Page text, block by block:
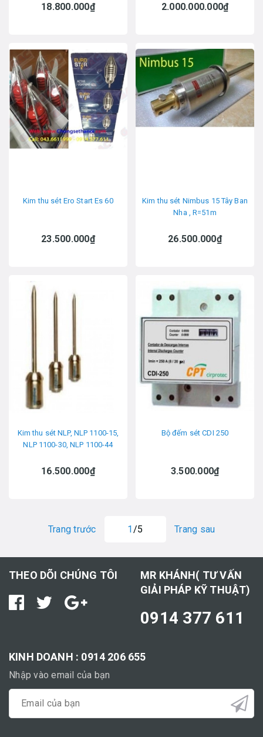
18.800.000₫ 2.000.000.000₫
Kim thu sét Ero Start Es 60
23.500.000₫
Kim thu sét Nimbus 15 Tây Ban
Nha , R=51m
26.500.000₫
Kim thu sét NLP, NLP 1100-15,
NLP 1100-30, NLP 1100-44
16.500.000₫
Bộ đếm sét CDI 250
3.500.000₫
Trang trước 1 /5 Trang sau
THEO DÕI CHÚNG TÔI
MR KHÁNH( TƯ VẤN
GIẢI PHÁP KỸ THUẬT)
0914 377 611
KINH DOANH : 0914 206 655
Nhập vào email của bạn